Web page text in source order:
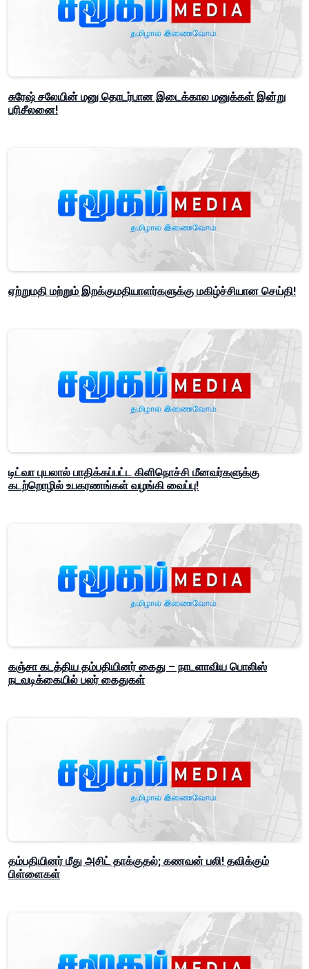
சுரேஷ் சலேயின் மனு தொடர்பான இடைக்கால மனுக்கள் இன்று
பரிசீலனை!
ஏற்றுமதி மற்றும் இறக்குமதியாளர்களுக்கு மகிழ்ச்சியான செய்தி!
டிட்வா புயலால் பாதிக்கப்பட்ட கிளிநொச்சி மீனவர்களுக்கு
கடற்றொழில் உபகரணங்கள் வழங்கி வைப்பு!
கஞ்சா கடத்திய தம்பதியினர் கைது – நாடளாவிய பொலிஸ்
நடவடிக்கையில் பலர் கைதுகள்
தம்பதியினர் மீது அசிட் தாக்குதல்; கணவன் பலி! தவிக்கும்
பிள்ளைகள்